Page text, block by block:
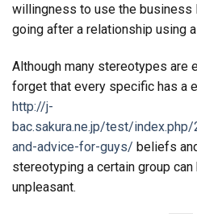
willingness to use the business
going after a relationship using
Although many stereotypes are
forget that every specific has a
http://j-
bac.sakura.ne.jp/test/
and-advice-for-guys/ beliefs
stereotyping a certain group
unpleasant.